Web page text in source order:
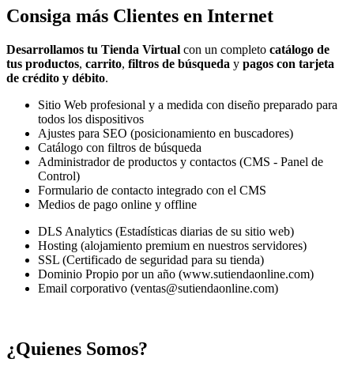
Consiga más Clientes en Internet
Desarrollamos tu Tienda Virtual con un completo catálogo de
tus productos, carrito, filtros de búsqueda y pagos con tarjeta
de crédito y débito.
Sitio Web profesional y a medida con diseño preparado para
todos los dispositivos
Ajustes para SEO (posicionamiento en buscadores)
Catálogo con filtros de búsqueda
Administrador de productos y contactos (CMS - Panel de
Control)
Formulario de contacto integrado con el CMS
Medios de pago online y offline
DLS Analytics (Estadísticas diarias de su sitio web)
Hosting (alojamiento premium en nuestros servidores)
SSL (Certificado de seguridad para su tienda)
Dominio Propio por un año (www.sutiendaonline.com)
Email corporativo (ventas@sutiendaonline.com)
¿Quienes Somos?